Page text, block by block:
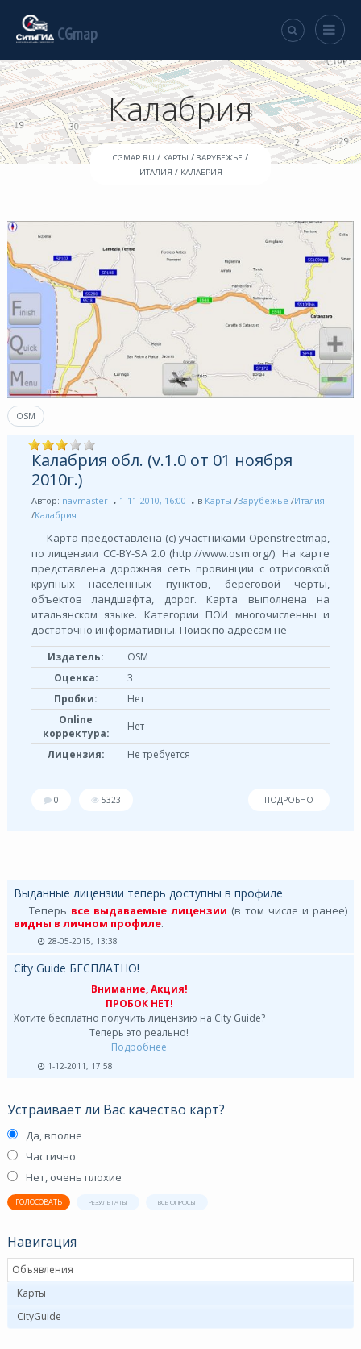
CGmap
Калабрия
CGMAP.RU / КАРТЫ / ЗАРУБЕЖЬЕ /
ИТАЛИЯ / КАЛАБРИЯ
OSM
Калабрия обл. (v.1.0 от 01 ноября
2010г.)
Автор: navmaster 1-11-2010, 16:00 в Карты /Зарубежье /Италия
/Калабрия
Карта предоставлена (с) участниками Openstreetmap,
по лицензии СС-BY-SA 2.0 (http://www.osm.org/). На карте
представлена дорожная сеть провинции с отрисовкой
крупных населенных пунктов, береговой черты,
объектов ландшафта, дорог. Карта выполнена на
итальянском языке. Категории ПОИ многочисленны и
достаточно информативны. Поиск по адресам не
Издатель:
OSM
Оценка:
3
Пробки:
Нет
Online
корректура:
Нет
Лицензия: Не требуется
0 5323 ПОДРОБНО
Выданные лицензии теперь доступны в профиле
Теперь все выдаваемые лицензии (в том числе и ранее)
видны в личном профиле.
28-05-2015, 13:38
City Guide БЕСПЛАТНО!
Внимание, Акция!
ПРОБОК НЕТ!
Хотите бесплатно получить лицензию на City Guide?
Теперь это реально!
Подробнее
1-12-2011, 17:58
Устраивает ли Вас качество карт?
Да, вполне
Частично
Нет, очень плохие
ГОЛОСОВАТЬ РЕЗУЛЬТАТЫ ВСЕ ОПРОСЫ
Навигация
Объявления
Карты
CityGuide